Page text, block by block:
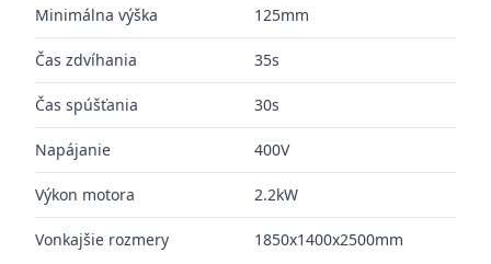
Minimálna výška 125mm
Čas zdvíhania 35s
Čas spúšťania 30s
Napájanie 400V
Výkon motora 2.2kW
Vonkajšie rozmery 1850x1400x2500mm